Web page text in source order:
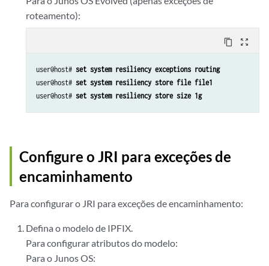
roteamento):
content_copy zoom_out_map
user@host# set system resiliency exceptions routing
user@host# set system resiliency store file file1
user@host# set system resiliency store size 1g
Configure o JRI para exceções de
encaminhamento
Para configurar o JRI para exceções de encaminhamento:
Defina o modelo de IPFIX.
Para configurar atributos do modelo:
Para o Junos OS: